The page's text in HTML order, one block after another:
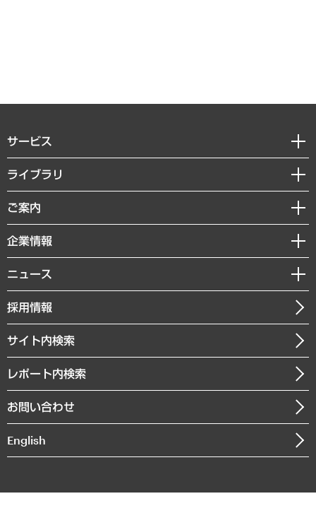
サービス
経営戦略
組織・人事戦略
デジタルイノベーション
共生・ダイバーシティ
GRC（ガバナンス・リスク・コンプライアンス）・防災（政策）
経済・産業・雇用・労働
まちづくり・観光・交通・スポーツ・スマートシティ
自然資源・農林水産業・食料システム
ライブラリ
経済調査
レポート
コラム
経営用語集
受託・受注実績（官公庁関連）
メディア掲載・出演
ご案内
セミナー・イベント情報
MUFGビジネスセミナー
受託案件情報
企業情報
私たちの想い
社長メッセージ
会社概要
沿革
組織図・本部部室紹介
インドネシア現地法人
個人情報保護方針
ニュース
ニュースリリース
お知らせ
採用情報
サイト内検索
レポート内検索
お問い合わせ
English